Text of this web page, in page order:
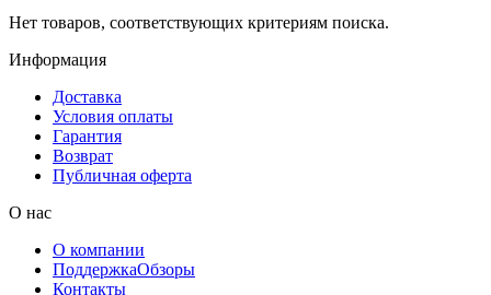
Нет товаров, соответствующих критериям поиска.
Информация
Доставка
Условия оплаты
Гарантия
Возврат
Публичная оферта
О нас
О компании
ПоддержкаОбзоры
Контакты